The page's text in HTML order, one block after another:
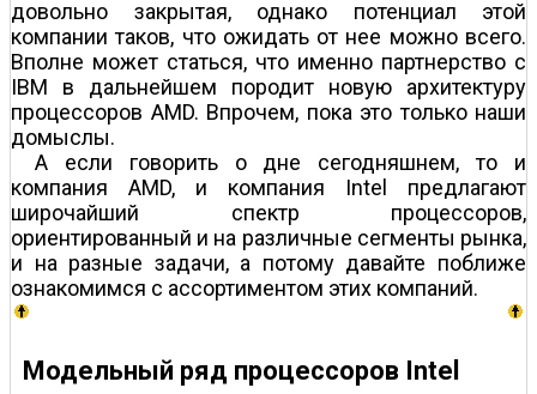
довольно закрытая, однако потенциал этой
компании таков, что ожидать от нее можно всего.
Вполне может статься, что именно партнерство с
IBM в дальнейшем породит новую архитектуру
процессоров AMD. Впрочем, пока это только наши
домыслы.
А если говорить о дне сегодняшнем, то и
компания AMD, и компания Intel предлагают
широчайший спектр процессоров,
ориентированный и на различные сегменты рынка,
и на разные задачи, а потому давайте поближе
ознакомимся с ассортиментом этих компаний.
Модельный ряд процессоров Intel